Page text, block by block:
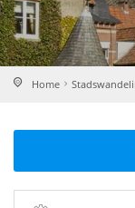
Home